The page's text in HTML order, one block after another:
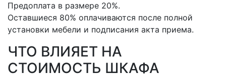
Предоплата в размере 20%.
Оставшиеся 80% оплачиваются после полной
установки мебели и подписания акта приема.
ЧТО ВЛИЯЕТ НА
СТОИМОСТЬ ШКАФА